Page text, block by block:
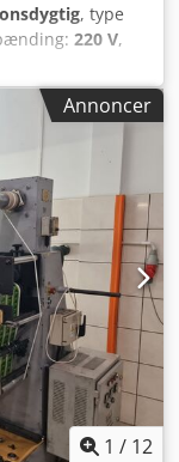
, type
220 V,
(min.):45
(maks.):
, krævet
, Vi tilbyder tre
scanner) i
MFP
viser ca.
Flow MFP
– 250 euro
– (tæller
fungerer fuldt ud.
kan også
Ask *Ved
Annoncer
1 / 12